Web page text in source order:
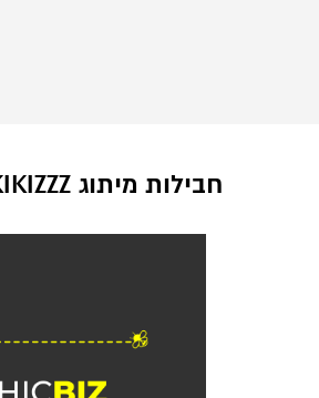
חבילות מיתוג KIKIZZZ